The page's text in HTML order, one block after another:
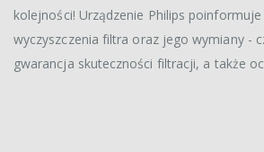
kolejności! Urządzenie Philips
wyczyszczenia filtra oraz jego wymiany -
gwarancja skuteczności filtracji, a także